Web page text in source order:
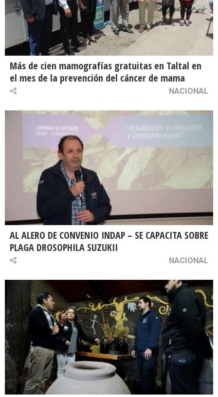
Más de cien mamografías gratuitas en Taltal en
el mes de la prevención del cáncer de mama
NACIONAL
AL ALERO DE CONVENIO INDAP – SE CAPACITA SOBRE
PLAGA DROSOPHILA SUZUKII
NACIONAL